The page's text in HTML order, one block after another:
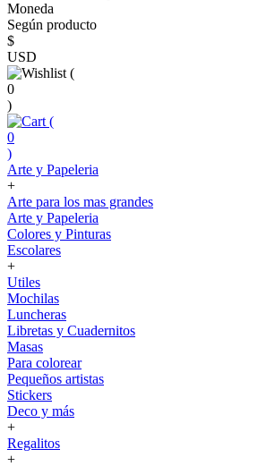
Moneda
Según producto
$
USD
(
0
)
(
0
)
Arte y Papeleria
+
Arte para los mas grandes
Arte y Papeleria
Colores y Pinturas
Escolares
+
Utiles
Mochilas
Luncheras
Libretas y Cuadernitos
Masas
Para colorear
Pequeños artistas
Stickers
Deco y más
+
Regalitos
+